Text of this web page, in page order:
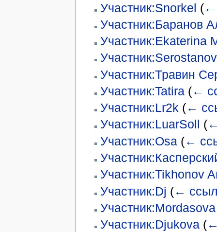
Участник:Snorkel (←
Участник:Баранов
Участник:Ekaterina
Участник:Serostanov
Участник:Травин
Участник:Tatira (←
Участник:Lr2k (←
Участник:LuarSoll (
Участник:Osa (←
Участник:Tikhonov
Участник:Dj (←
Участник:Mordasova
Участник:Djukova (←